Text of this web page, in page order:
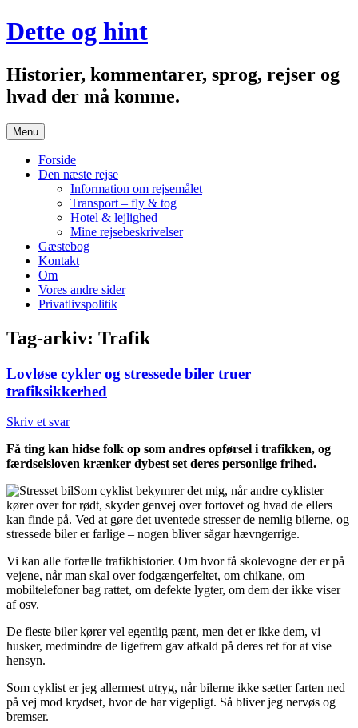
Hop
til
Dette og hint
Historier, kommentarer, sprog, rejser og
hvad der må komme.
Menu
Forside
Den næste rejse
Information om rejsemålet
Transport – fly & tog
Hotel & lejlighed
Mine rejsebeskrivelser
Gæstebog
Kontakt
Om
Vores andre sider
Privatlivspolitik
Tag-arkiv: Trafik
Lovløse cykler og stressede biler truer
trafiksikkerhed
Skriv et svar
Få ting kan hidse folk op som andres opførsel i trafikken, og
færdselsloven krænker dybest set deres personlige frihed.
Som cyklist bekymrer det mig, når andre cyklister
kører over for rødt, skyder genvej over fortovet og hvad de ellers
kan finde på. Ved at gøre det uventede stresser de nemlig bilerne, og
stressede biler er farlige – nogen bliver sågar hævngerrige.
Vi kan alle fortælle trafikhistorier. Om hvor få skolevogne der er på
vejene, når man skal over fodgængerfeltet, om chikane, om
mobiltelefoner bag rattet, om defekte lygter, om dem der ikke viser
af osv.
De fleste biler kører vel egentlig pænt, men det er ikke dem, vi
husker, medmindre de ligefrem gav afkald på deres ret for at vise
hensyn.
Som cyklist er jeg allermest utryg, når bilerne ikke sætter farten ned
på vej mod krydset, hvor de har vigepligt. Så bliver jeg nervøs og
bremser.